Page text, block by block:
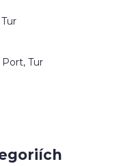
Port, Tur